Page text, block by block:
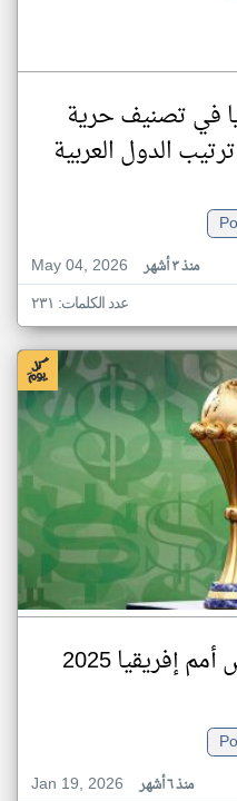
في تصنيف حرية
الدول العربية
May 04, 2026
منذ ٣ أشهر
عدد الكلمات: ٢٣١
إفريقيا 2025
Jan 19, 2026
منذ ٦ أشهر